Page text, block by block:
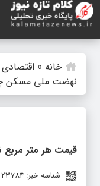
خانه » اقتصادی
نهضت ملی مسکن
قیمت هر متر
شناسه خبر: 23784